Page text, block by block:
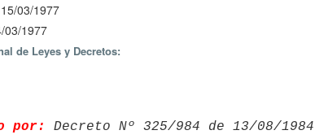
03/1977
03/1977
de Leyes y Decretos:
por: Decreto Nº 325/984 de 13/08/